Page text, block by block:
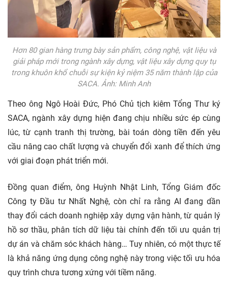
Hơn 80 gian hàng trưng bày sản phẩm, công nghệ, vật liệu và
giải pháp mới trong ngành xây dựng, vật liệu xây dựng quy tụ
trong khuôn khổ chuỗi sự kiện kỷ niệm 35 năm thành lập của
SACA. Ảnh: Minh Anh
Theo ông Ngô Hoài Đức, Phó Chủ tịch kiêm Tổng Thư ký
SACA, ngành xây dựng hiện đang chịu nhiều sức ép cùng
lúc, từ cạnh tranh thị trường, bài toán dòng tiền đến yêu
cầu nâng cao chất lượng và chuyển đổi xanh để thích ứng
với giai đoạn phát triển mới.
Đồng quan điểm, ông Huỳnh Nhật Linh, Tổng Giám đốc
Công ty Đầu tư Nhất Nghệ, còn chỉ ra rằng AI đang dần
thay đổi cách doanh nghiệp xây dựng vận hành, từ quản lý
hồ sơ thầu, phân tích dữ liệu tài chính đến tối ưu quản trị
dự án và chăm sóc khách hàng… Tuy nhiên, có một thực tế
là khả năng ứng dụng công nghệ này trong việc tối ưu hóa
quy trình chưa tương xứng với tiềm năng.